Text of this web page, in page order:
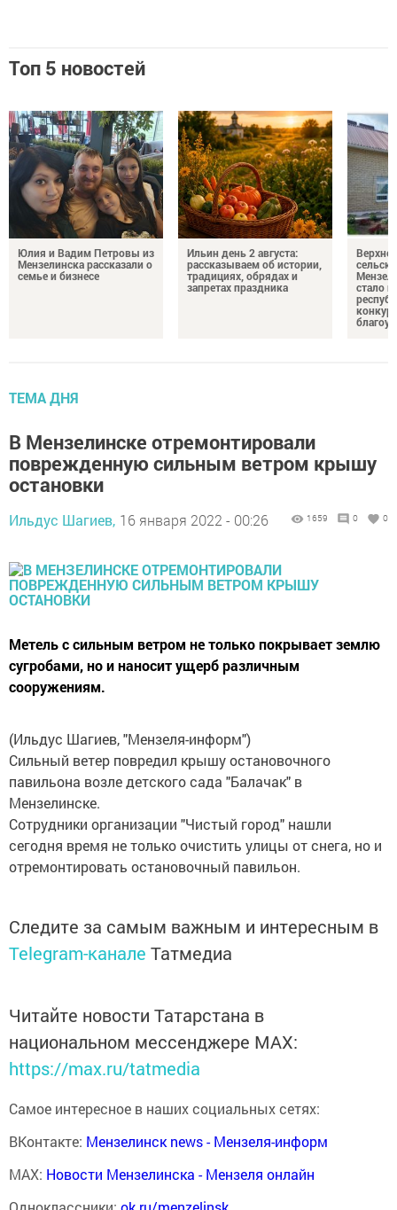
Топ 5 новостей
Юлия и Вадим Петровы из
Мензелинска рассказали о
семье и бизнесе
Ильин день 2 августа:
рассказываем об истории,
традициях, обрядах и
запретах праздника
стало
ТЕМА ДНЯ
В Мензелинске отремонтировали
поврежденную сильным ветром крышу
остановки
Ильдус Шагиев, 16 января 2022 - 00:26 1659 0 0
Метель с сильным ветром не только покрывает землю
сугробами, но и наносит ущерб различным
сооружениям.
(Ильдус Шагиев, "Мензеля-информ")
Сильный ветер повредил крышу остановочного
павильона возле детского сада "Балачак" в
Мензелинске.
Сотрудники организации "Чистый город" нашли
сегодня время не только очистить улицы от снега, но и
отремонтировать остановочный павильон.
Следите за самым важным и интересным в
Telegram-канале Татмедиа
Читайте новости Татарстана в
национальном мессенджере MАХ:
https://max.ru/tatmedia
Самое интересное в наших социальных сетях:
ВКонтакте: Мензелинск news - Мензеля-информ
MAX: Новости Мензелинска - Мензеля онлайн